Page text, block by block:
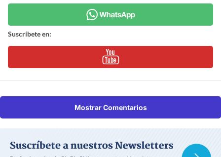
Suscríbete en:
Mostrar Comentarios